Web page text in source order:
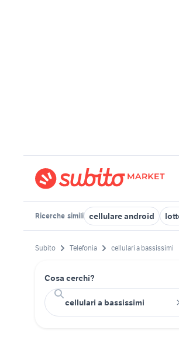
Ricerche simili cellulare android
Subito Telefonia cellulari a bassissimi
Cosa cerchi?